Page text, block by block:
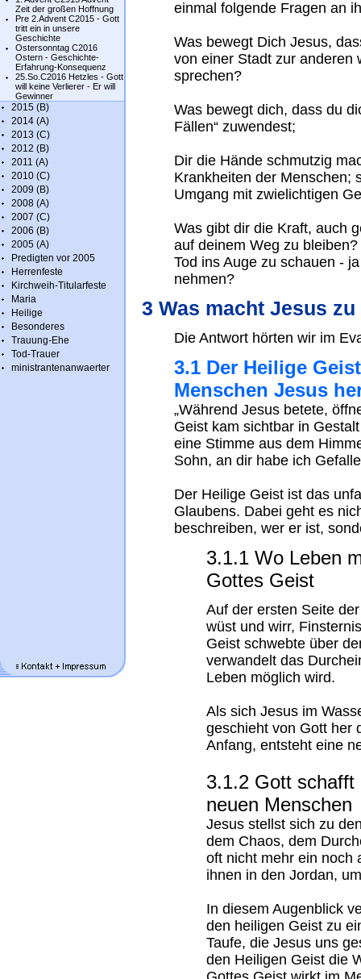
Zeit der großen Hoffnung
Pre 2.Advent C2015 - Gott
tritt ein in unsere
Geschichte
Ostersonntag C2016
Ostern - Geschichte-
Erfahrung-Konsequenz
25.So.C2016 Hetzles - Gott
will keine Verlierer - Er will
Gewinner
2015 (B)
2014 (A)
2013 (C)
2012 (B)
2011 (A)
2010 (C)
2009 (B)
2008 (A)
2007 (C)
2006 (B)
2005 (A)
Predigten vor 2005
Herrenfeste
Kirchweih-Titularfeste
Maria
Heilige
Besonderes
Trauung-Ehe
Tod-Trauer
ministrantenanwaerter
einmal folgende Fragen an
Was bewegt Dich Jesus,
von einer Stadt zur anderen
sprechen?
Was bewegt dich, dass du
Fällen“ zuwendest;
Dir die Hände schmutzig
Krankheiten der Menschen;
Umgang mit zwielichtigen
Was gibt dir die Kraft, auch
auf deinem Weg zu
Tod ins Auge zu schauen -
nehmen?
3 Was macht Jesus
Die Antwort hörten wir im
3.1 Der Heilige
Menschen Jesus
„Während Jesus betete,
Geist kam sichtbar in
eine Stimme aus dem
Sohn, an dir habe ich
Der Heilige Geist ist das
Glaubens. Dabei geht es
beschreiben, wer er ist,
3.1.1 Wo Leben
Gottes Geist
Auf der ersten Seite
wüst und wirr,
Geist schwebte über
verwandelt das
Leben möglich wird.
Als sich Jesus im
geschieht von Gott her
Anfang, entsteht eine
3.1.2 Gott schafft
neuen Menschen
Jesus stellst sich zu
dem Chaos, dem
oft nicht mehr ein noch
ihnen in den Jordan,
In diesem Augenblick
den heiligen Geist zu
Taufe, die Jesus uns
den Heiligen Geist die